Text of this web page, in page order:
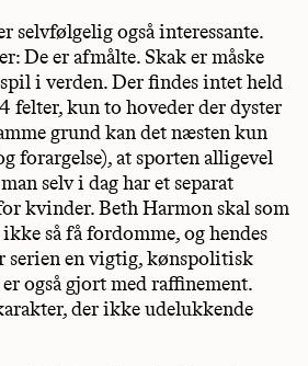
selvfølgelig også interessante.
De er afmålte. Skak er måske
i verden. Der findes intet held
felter, kun to hoveder der dyster
grund kan det næsten kun
forargelse), at sporten alligevel
selv i dag har et separat
kvinder. Beth Harmon skal som
så få fordomme, og hendes
serien en vigtig, kønspolitisk
også gjort med raffinement.
der ikke udelukkende